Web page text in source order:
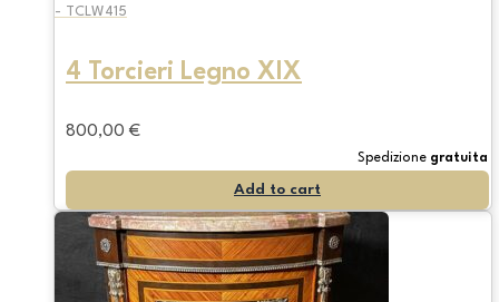
- TCLW415
4 Torcieri Legno XIX
800,00 €
Spedizione gratuita
Add to cart